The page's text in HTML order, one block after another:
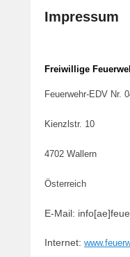
Impressum
p
s
e
a
3
.
Freiwillige
Feuerwehr-EDV Nr.
Kienzlstr. 10
4702 Wallern
Österreich
E-Mail:
Internet: